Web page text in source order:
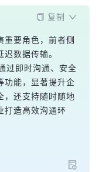
复制
重要角色，前者侧
数据传输。
过即时沟通、安全
功能，显著提升企
，还支持随时随地
打造高效沟通环